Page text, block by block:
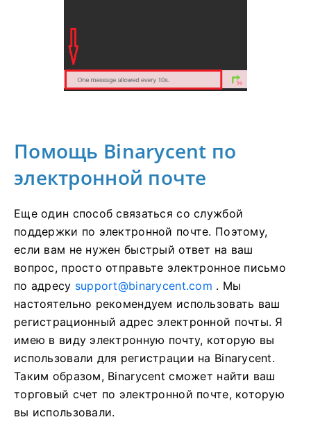
Помощь Binarycent по
электронной почте
Еще один способ связаться со службой
поддержки по электронной почте. Поэтому,
если вам не нужен быстрый ответ на ваш
вопрос, просто отправьте электронное письмо
по адресу support@binarycent.com . Мы
настоятельно рекомендуем использовать ваш
регистрационный адрес электронной почты. Я
имею в виду электронную почту, которую вы
использовали для регистрации на Binarycent.
Таким образом, Binarycent сможет найти ваш
торговый счет по электронной почте, которую
вы использовали.